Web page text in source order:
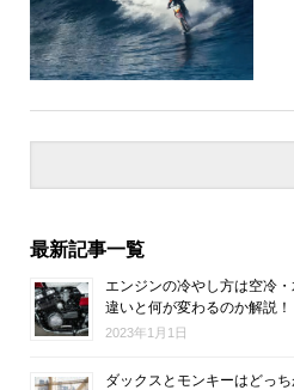
最新記事一覧
エンジンの冷やし方は空冷
違いと何が変わるのか解説！
2023年1月1日
ダックスとモンキーはどっ